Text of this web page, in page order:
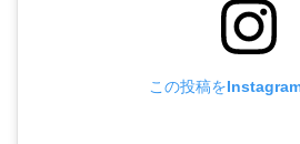
この投稿を